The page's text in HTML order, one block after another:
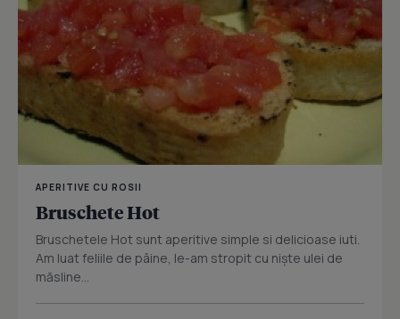
APERITIVE CU ROSII
Bruschete Hot
Bruschetele Hot sunt aperitive simple si delicioase iuti.
Am luat feliile de pâine, le-am stropit cu nişte ulei de
măsline...